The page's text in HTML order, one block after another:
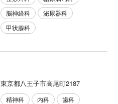
脳神経科
泌尿器科
甲状腺科
東京都八王子市高尾町2187
精神科 内科
歯科